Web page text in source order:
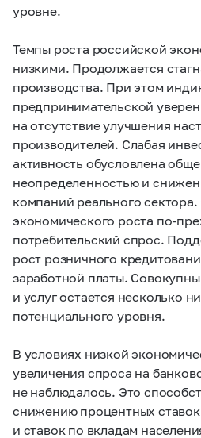
уровне.
Темпы роста российской
низкими. Продолжается
производства. При этом
предпринимательской
на отсутствие улучшения
производителей. Слабая
активность обусловлена
неопределенностью и
компаний реального
экономического роста по-
потребительский спрос.
рост розничного
заработной платы.
и услуг остается несколько
потенциального уровня.
В условиях низкой
увеличения спроса на
не наблюдалось. Это
снижению процентных
и ставок по вкладам